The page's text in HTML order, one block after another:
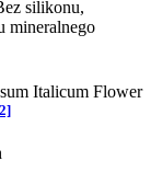
silikonu,
mineralnego
Italicum Flower